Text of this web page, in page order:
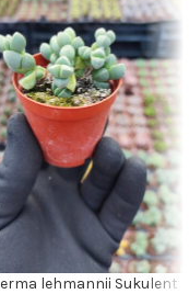
lehmannii Sukulent